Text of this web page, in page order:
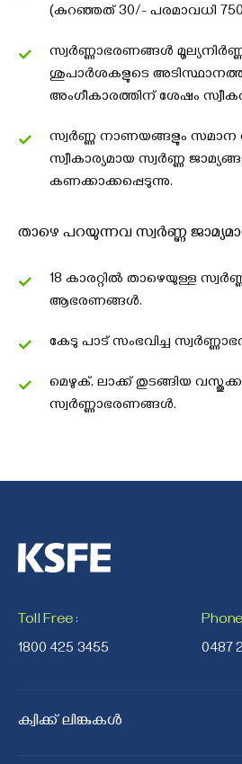
(കുറഞ്ഞത് ₹30/- പരമാവധി
സ്വർണ്ണാഭരണങ്ങൾ
ശുപാർശകളുടെ
അംഗീകാരത്തിന് ശേഷം
സ്വർണ്ണ നാണയങ്ങളും സമാന
സ്വീകാര്യമായ സ്വർണ്ണ
കണക്കാക്കപ്പെടുന്നു.
താഴെ പറയുന്നവ സ്വർണ്ണ
18 കാരറ്റിൽ താഴെയുള്ള
ആഭരണങ്ങൾ.
കേടു പാട് സംഭവിച്ച
മെഴുക്, ലാക്ക് തുടങ്ങിയ
സ്വർണ്ണാഭരണങ്ങൾ.
Toll Free:
1800 425 3455
Phone
0487
ക്വിക്ക് ലിങ്കുകൾ